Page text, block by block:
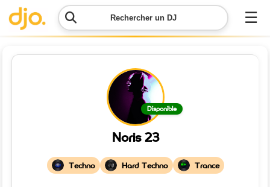
Rechercher un DJ ☰
Menu
ma
demande
Disponible
Noris 23
Techno Hard Techno Trance